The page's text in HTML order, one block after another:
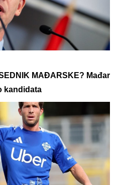
MAĐARSKE? Mađar
kandidata